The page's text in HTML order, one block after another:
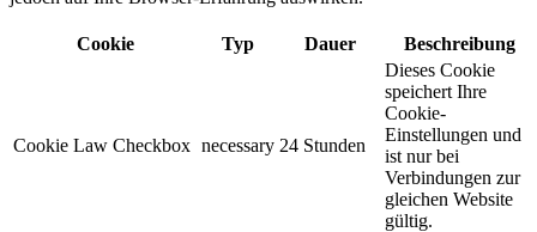
Cookie Typ Dauer Beschreibung
Cookie Law Checkbox necessary 24 Stunden
Dieses Cookie
speichert Ihre
Cookie-
Einstellungen und
ist nur bei
Verbindungen zur
gleichen Website
gültig.